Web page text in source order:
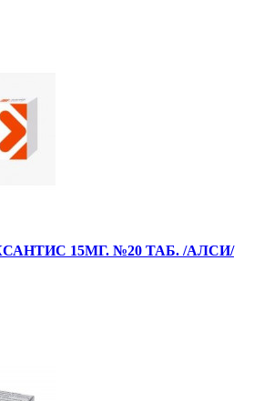
15МГ. №20 ТАБ. /АЛСИ/